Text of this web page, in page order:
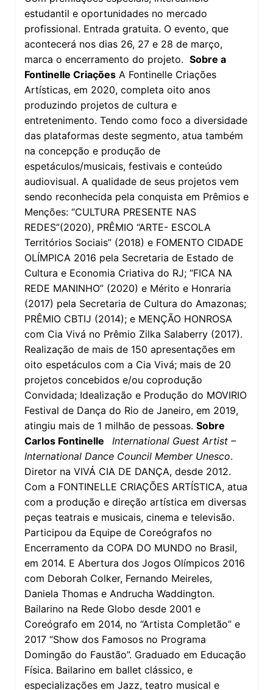
estudantil e oportunidades no mercado
profissional. Entrada gratuita. O evento, que
acontecerá nos dias 26, 27 e 28 de março,
marca o encerramento do projeto. Sobre a
Fontinelle CriaçõesA Fontinelle Criações
Artísticas, em 2020, completa oito anos
produzindo projetos de cultura e
entretenimento. Tendo como foco a diversidade
das plataformas deste segmento, atua também
na concepção e produção de
espetáculos/musicais, festivais e conteúdo
audiovisual. A qualidade de seus projetos vem
sendo reconhecida pela conquista em Prêmios e
Menções: “CULTURA PRESENTE NAS
REDES”(2020), PRÊMIO “ARTE- ESCOLA
Territórios Sociais” (2018) e FOMENTO CIDADE
OLÍMPICA 2016 pela Secretaria de Estado de
Cultura e Economia Criativa do RJ; “FICA NA
REDE MANINHO” (2020) e Mérito e Honraria
(2017) pela Secretaria de Cultura do Amazonas;
PRÊMIO CBTIJ (2014); e MENÇÃO HONROSA
com Cia Vivá no Prêmio Zilka Salaberry (2017).
Realização de mais de 150 apresentações em
oito espetáculos com a Cia Vivá; mais de 20
projetos concebidos e/ou coprodução
Convidada; Idealização e Produção do MOVIRIO
Festival de Dança do Rio de Janeiro, em 2019,
atingiu mais de 1 milhão de pessoas. Sobre
Carlos Fontinelle
International Guest Artist –
International Dance Council Member Unesco.
Diretor na VIVÁ CIA DE DANÇA, desde 2012.
Com a FONTINELLE CRIAÇÕES ARTÍSTICA, atua
com a produção e direção artística em diversas
peças teatrais e musicais, cinema e televisão.
Participou da Equipe de Coreógrafos no
Encerramento da COPA DO MUNDO no Brasil,
em 2014. E Abertura dos Jogos Olímpicos 2016
com Deborah Colker, Fernando Meireles,
Daniela Thomas e Andrucha Waddington.
Bailarino na Rede Globo desde 2001 e
Coreógrafo em 2014, no “Artista Completão” e
2017 “Show dos Famosos no Programa
Domingão do Faustão”. Graduado em Educação
Física. Bailarino em ballet clássico, e
especializações em Jazz, teatro musical e